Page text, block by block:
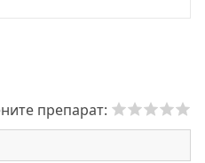
препарат: